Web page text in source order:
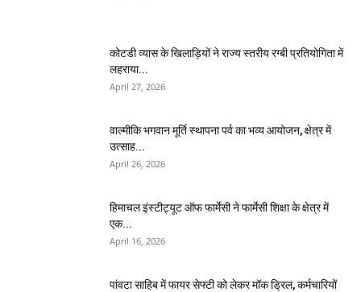
कोटडी व्यास के खिलाड़ियों ने राज्य स्तरीय रग्बी प्रतियोगिता में
लहराया...
April 27, 2026
वाल्मीकि भगवान मूर्ति स्थापना पर्व का भव्य आयोजन, क्षेत्र में
उत्साह...
April 26, 2026
हिमाचल इंस्टीट्यूट ऑफ फार्मेसी ने फार्मेसी शिक्षा के क्षेत्र में
एक...
April 16, 2026
पांवटा साहिब में फायर सेफ्टी को लेकर मॉक ड्रिल, कर्मचारियों